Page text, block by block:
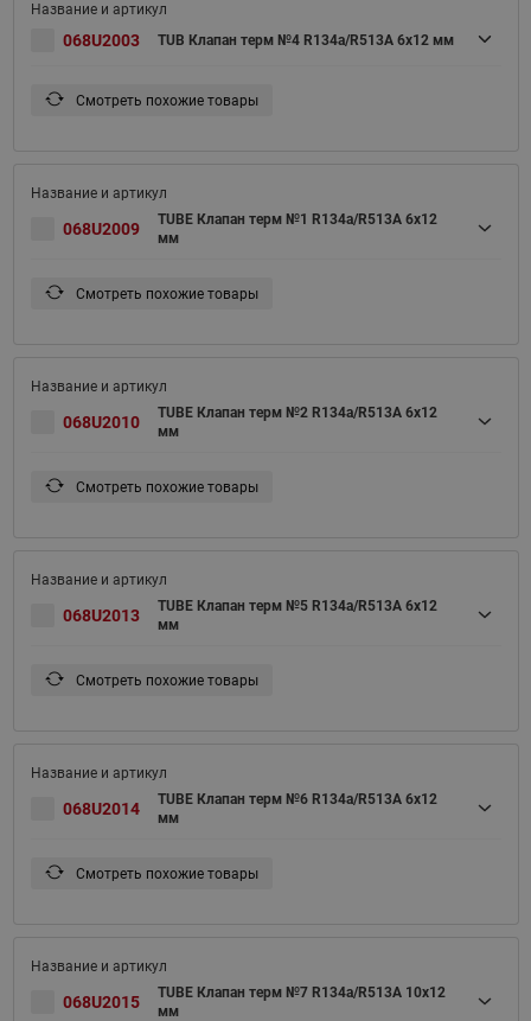
068U2003 TUB Клапан терм №4 R134a/R513A 6х12 мм
Смотреть похожие товары
068U2009
TUBE Клапан терм №1 R134a/R513A 6x12
мм
Смотреть похожие товары
068U2010
TUBE Клапан терм №2 R134a/R513A 6x12
мм
Смотреть похожие товары
068U2013
TUBE Клапан терм №5 R134a/R513A 6x12
мм
Смотреть похожие товары
068U2014
TUBE Клапан терм №6 R134a/R513A 6x12
мм
Смотреть похожие товары
068U2015
TUBE Клапан терм №7 R134a/R513A 10x12
мм